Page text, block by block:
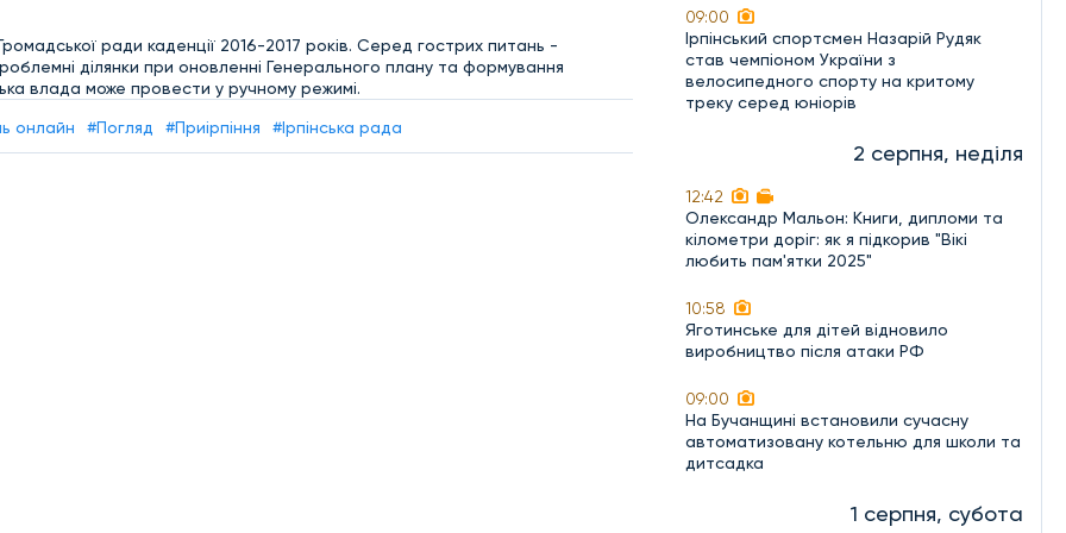
ради каденції 2016-2017 років. Серед гострих питань -
ділянки при оновленні Генерального плану та формування
влада може провести у ручному режимі.
онлайн #Погляд #Приірпіння #Ірпінська рада
09:00
Ірпінський спортсмен Назарій Рудяк
став чемпіоном України з
велосипедного спорту на критому
треку серед юніорів
2 серпня, неділя
12:42
Олександр Мальон: Книги, дипломи та
кілометри доріг: як я підкорив "Вікі
любить пам'ятки 2025"
10:58
Яготинське для дітей відновило
виробництво після атаки РФ
09:00
На Бучанщині встановили сучасну
автоматизовану котельню для школи та
дитсадка
1 серпня, субота